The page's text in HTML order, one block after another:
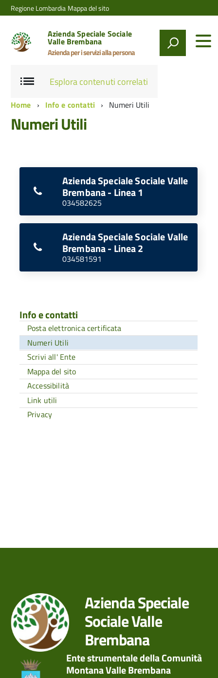
Regione Lombardia Mappa del sito
Azienda Speciale Sociale
Valle Brembana
Azienda per i servizi alla persona
Esplora contenuti correlati
Home Info e contatti Numeri Utili
Numeri Utili
Azienda Speciale Sociale Valle
Brembana - Linea 1
034582625
Azienda Speciale Sociale Valle
Brembana - Linea 2
034581591
Info e contatti
Posta elettronica certificata
Numeri Utili
Scrivi all' Ente
Mappa del sito
Accessibilità
Link utili
Privacy
Azienda Speciale
Sociale Valle
Brembana
Ente strumentale della Comunità
Montana Valle Brembana